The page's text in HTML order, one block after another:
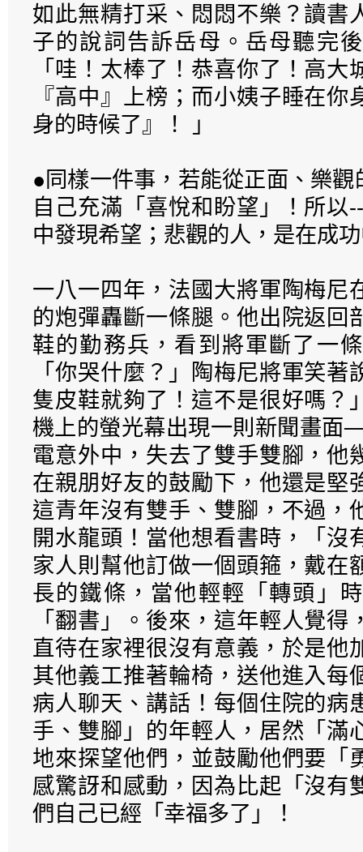
如此無精打采、悶悶不樂？讀書
子的說詞告訴岳母。岳母聽完
「哇！太棒了！恭喜你了！高
『高中』上榜；而小姨子睡在
身的時候了』！ 」
●同樣一件事，若能從正面、樂
自己充滿「喜悅和盼望」！所以
中發現希望；悲觀的人，是在成
一八一四年，法國大將軍陶梅尼
的炮彈轟斷一條腿。他出院返回
鞋的勤務兵，看到將軍斷了一
「你哭什麼？」陶梅尼將軍笑
隻皮鞋就夠了！這不是很好嗎？
機上的螢光幕出現一則新聞畫面
電意外中，失去了雙手雙腳，他
在親朋好友的鼓勵下，他還是堅
這青年沒有雙手、雙腳，不過，
開水龍頭！當他想看書時，「沒
家人則幫他訂做一個頭箍，戴在
長的鐵條，當他輕輕「轉頭」
「翻書」。後來，這年輕人覺
直待在家裡很沒有意義，於是他
其他義工推著輪椅，送他進入每
病人聊天、講話！每個住院的病
手、雙腳」的年輕人，居然「滿
地來探望他們，並鼓勵他們要「
感驚訝和感動，因為比起「沒有
們自己已經「幸福多了」！